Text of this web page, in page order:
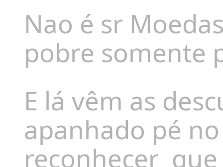
Nao é sr
pobre somente
E lá vêm as
apanhado pé